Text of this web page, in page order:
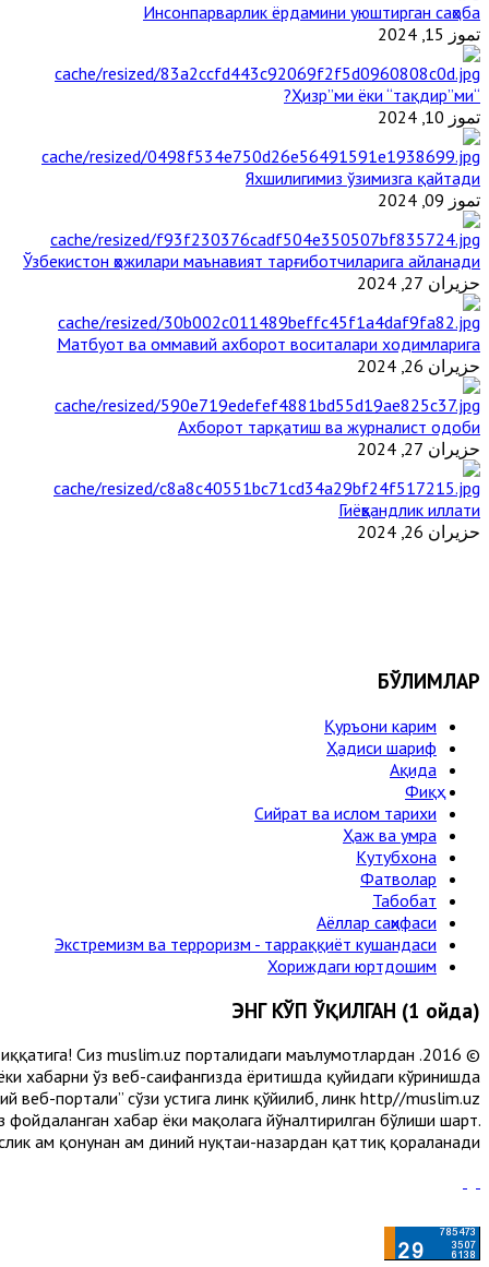
Инсонпарварлик ёрдамини уюштирган саҳоба
تموز 15, 2024
“Ҳизр”ми ёки “тақдир”ми?
تموز 10, 2024
Яхшилигимиз ўзимизга қайтади
تموز 09, 2024
Ўзбекистон ҳожилари маънавият тарғиботчиларига айланади
حزيران 27, 2024
Матбуот ва оммавий ахборот воситалари ходимларига
حزيران 26, 2024
Ахборот тарқатиш ва журналист одоби
حزيران 27, 2024
Гиёҳвандлик иллати
حزيران 26, 2024
БЎЛИМЛАР
Қуръони карим
Ҳадиси шариф
Ақида
Фиқҳ
Сийрат ва ислом тарихи
Ҳаж ва умра
Кутубхона
Фатволар
Табобат
Аёллар саҳифаси
Экстремизм ва терроризм - тарраққиёт кушандаси
Хориждаги юртдошим
ЭНГ КЎП ЎҚИЛГАН (1 ойда)
Сиз muslim.uz порталидаги маълумотлардан
хабарни ўз веб-саҳифангизда ёритишда қуйидаги кўринишда
веб-портали” сўзи устига линк қўйилиб, линк http//muslim.uz
фойдаланган хабар ёки мақолага йўналтирилган бўлиши шарт.
ҳам қонунан ҳам диний нуқтаи-назардан қаттиқ қораланади.